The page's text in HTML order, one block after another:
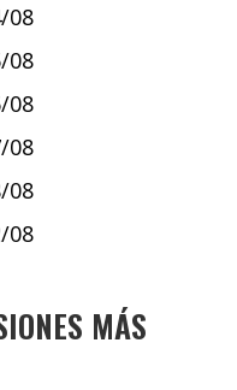
08
08
08
08
08
08
MÁS